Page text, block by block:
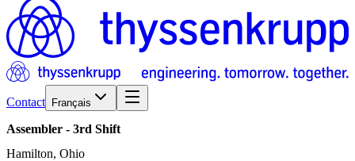
Contact Français
Assembler - 3rd Shift
Hamilton, Ohio